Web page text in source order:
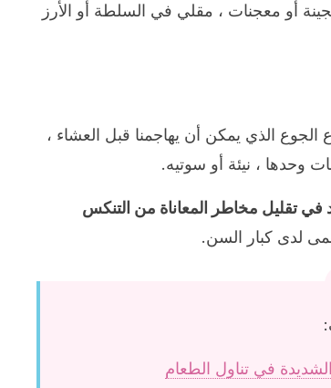
أو معجنات ، مقلي في السلطة أو الأرز
الذي يمكن أن يهاجمنا قبل العشاء ،
وحدها ، نيئة أو سوتيه.
تقليل مخاطر المعاناة من التنكس
لدى كبار السن.
في تناول الطعام